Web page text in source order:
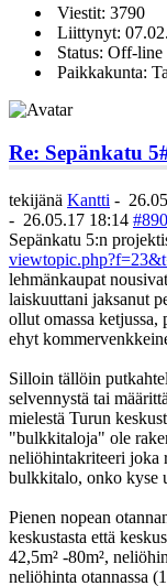
Viestit: 3790
Liittynyt:
Status: Off-line
Paikkakunta:
Re: Sepänkatu 5
tekijänä Kantti -
- 26.05.17 18:14
Sepänkatu 5:n
lehmänkaupat
laiskuuttani jaksanut
ollut omassa
ehyt
Silloin tällöin
selvennystä tai
mielestä Turun
"bulkkitaloja" ole
neliöhintakriteeri joka
bulkkitalo, onko kyse
Pienen nopean
keskustasta että
42,5m² -80m²,
neliöhinta otannassa